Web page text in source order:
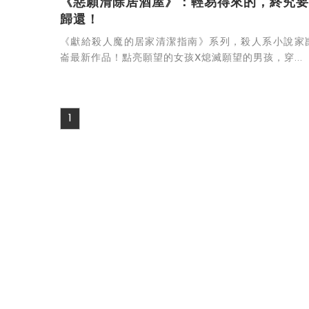
《惡願清除居酒屋》：輕易得來的，終究要
歸還！
《獻給殺人魔的居家清潔指南》系列，殺人系小說家
崙最新作品！點亮願望的女孩X熄滅願望的男孩，穿...
1